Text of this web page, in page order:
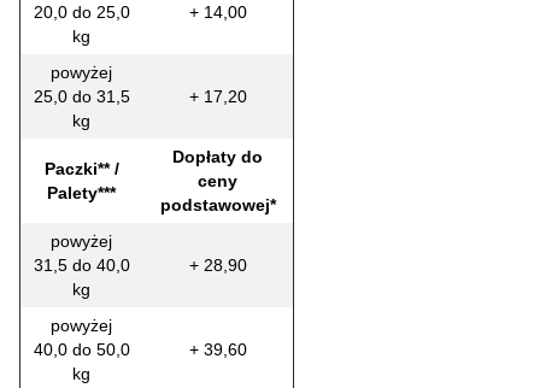
20,0 do 25,0
kg
+ 14,00
powyżej
25,0 do 31,5
kg
+ 17,20
Paczki** /
Palety***
Dopłaty do
ceny
podstawowej*
powyżej
31,5 do 40,0
kg
+ 28,90
powyżej
40,0 do 50,0
kg
+ 39,60